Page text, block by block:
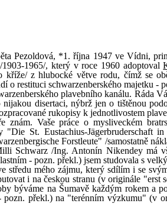
Pezoldová, *1. října 1947 ve Vídni,
1903-1965/, který v roce 1960 adoptoval
kříže/ z hlubocké větve rodu, čímž se
o restituci schwarzenberského majetku -
plavebního kanálu. Ráda
disertaci, nýbrž jen o tištěnou
rukopisy k jednotlivostem
Vaše práce o mysliveckém
St. Eustachius-Jägerbruderschaft
Forstleute" /samostatně
Schwarz /Ing. Antonín Nikendey má
- pozn. překl.) jsem studovala s
středu mého zájmu, který sdílím i se
i na českou stranu (v originále "erst
býváme na Šumavě každým rokem a
překl.) na "terénním výzkumu" (v